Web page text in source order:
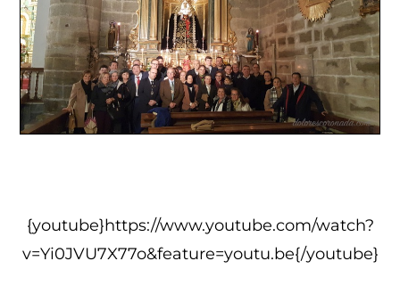
{youtube}https://www.youtube.com/watch?
v=Yi0JVU7X77o&feature=youtu.be{/youtube}